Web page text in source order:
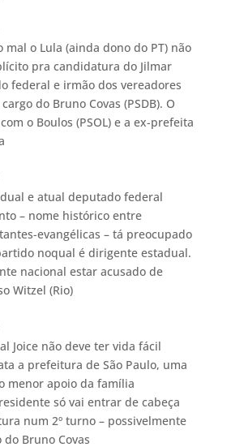
mal o Lula (ainda dono do PT) não
pra candidatura do Jilmar
federal e irmão dos vereadores
do Bruno Covas (PSDB). O
o Boulos (PSOL) e a ex-prefeita
e atual deputado federal
– nome histórico entre
evangélicas – tá preocupado
noqual é dirigente estadual.
nacional estar acusado de
Witzel (Rio)
Joice não deve ter vida fácil
a prefeitura de São Paulo, uma
menor apoio da família
só vai entrar de cabeça
num 2º turno – possivelmente
Bruno Covas